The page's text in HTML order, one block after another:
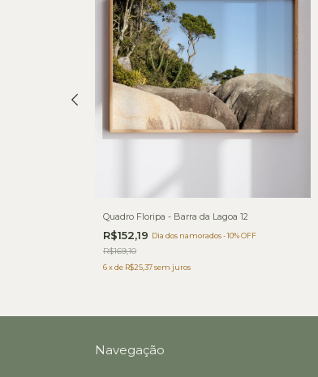
Quadro Floripa - Barra da Lagoa 12
R$152,19 Dia dos namorados - 10% OFF
R$169,10
6xde R$25,37sem juros
Navegação